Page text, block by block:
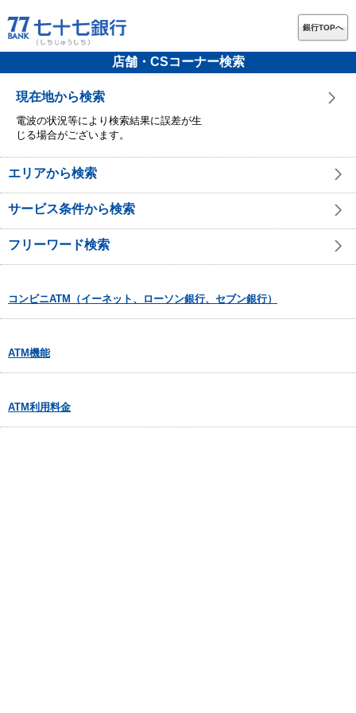
銀行TOPへ
店舗・CSコーナー検索
現在地から検索
電波の状況等により検索結果に誤差が生
じる場合がございます。
エリアから検索
サービス条件から検索
フリーワード検索
コンビニATM（イーネット、ローソン銀行、セブン銀行）
ATM機能
ATM利用料金